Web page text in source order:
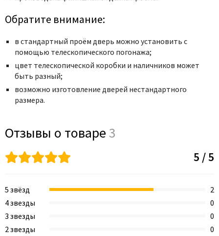
Обратите внимание:
в стандартный проём дверь можно установить с
помощью телескопического погонажа;
цвет телескопической коробки и наличников может
быть разный;
возможно изготовление дверей нестандартного
размера.
Отзывы о товаре3
5 / 5
5 звёзд
2
4 звезды
0
3 звезды
0
2 звезды
0